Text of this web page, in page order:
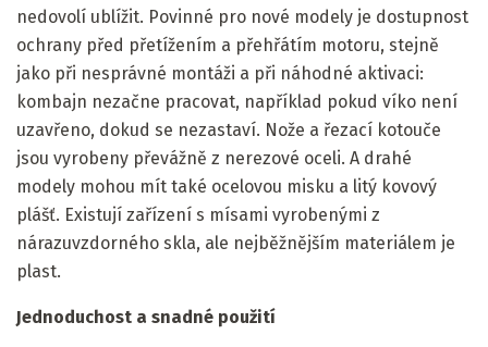
nedovolí ublížit. Povinné pro nové modely je dostupnost
ochrany před přetížením a přehřátím motoru, stejně
jako při nesprávné montáži a při náhodné aktivaci:
kombajn nezačne pracovat, například pokud víko není
uzavřeno, dokud se nezastaví. Nože a řezací kotouče
jsou vyrobeny převážně z nerezové oceli. A drahé
modely mohou mít také ocelovou misku a litý kovový
plášť. Existují zařízení s mísami vyrobenými z
nárazuvzdorného skla, ale nejběžnějším materiálem je
plast.
Jednoduchost a snadné použití